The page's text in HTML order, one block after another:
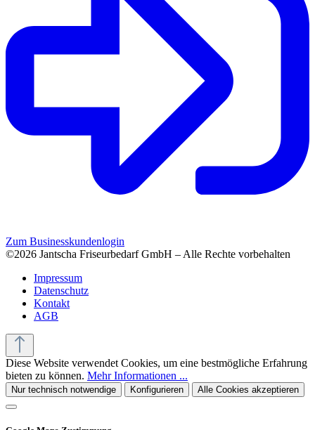
Zum Businesskundenlogin
©2026 Jantscha Friseurbedarf GmbH – Alle Rechte vorbehalten
Impressum
Datenschutz
Kontakt
AGB
Diese Website verwendet Cookies, um eine bestmögliche Erfahrung
bieten zu können. Mehr Informationen ...
Nur technisch notwendige Konfigurieren Alle Cookies akzeptieren